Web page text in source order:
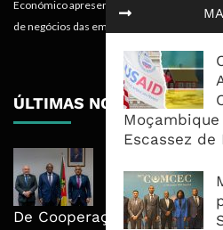
Escassez de
Económico apresenta valências
de negócios das empresas.
ÚLTIMAS NOTÍCIAS
Emprego,
Execução No
De Cooperação